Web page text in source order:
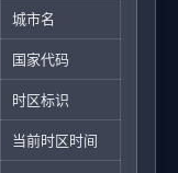
城市名
国家代码
时区标识
当前时区时间